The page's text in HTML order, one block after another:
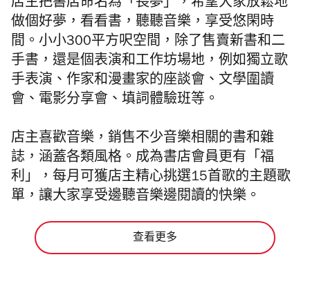
店主把書店命名為「長夢」，希望大家放鬆地
做個好夢，看看書，聽聽音樂，享受悠閑時
間。 小小300平方呎空間，除了售賣新書和二
手書，還是個表演和工作坊場地，例如獨立歌
手表演、作家和漫畫家的座談會、文學圍讀
會、電影分享會、填詞體驗班等。
店主喜歡音樂， 銷售不少音樂相關的書和雜
誌，涵蓋各類風格。成為書店會員更有「福
利」，每月可獲店主精心挑選15首歌的主題歌
單， 讓大家享受邊聽音樂邊閱讀的快樂。
查看更多